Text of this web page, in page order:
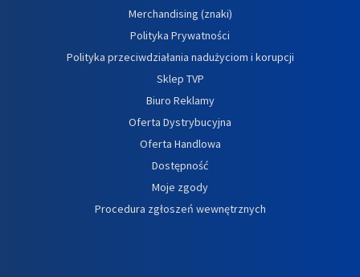
Merchandising (znaki)
Polityka Prywatności
Polityka przeciwdziałania nadużyciom i korupcji
Sklep TVP
Biuro Reklamy
Oferta Dystrybucyjna
Oferta Handlowa
Dostępność
Moje zgody
Procedura zgłoszeń wewnętrznych